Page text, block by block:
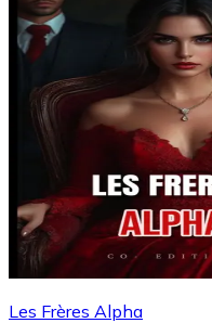
Les Frères Alpha